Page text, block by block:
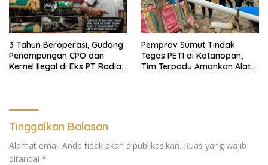
3 Tahun Beroperasi, Gudang
Penampungan CPO dan
Kernel Ilegal di Eks PT Radian
Pemprov Sumut Tindak
Tegas PETI di Kotanopan,
Tim Terpadu Amankan Alat
Tinggalkan Balasan
Alamat email Anda tidak akan dipublikasikan. Ruas yang wajib
ditandai *